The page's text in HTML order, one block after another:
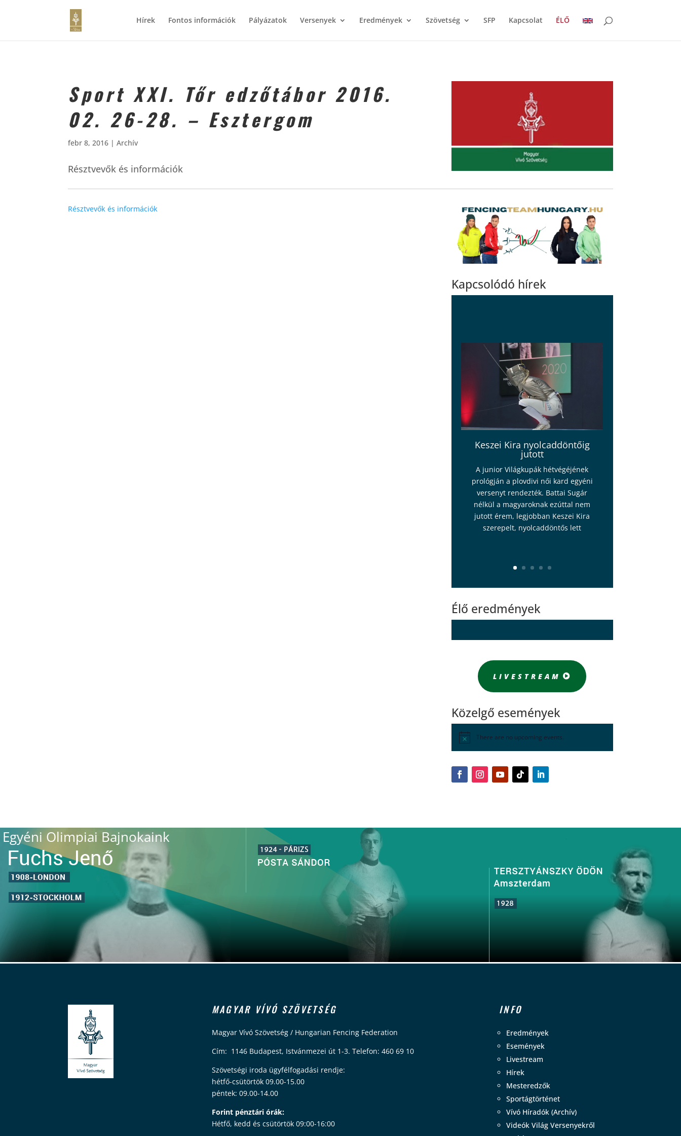
Hírek Fontos információk Pályázatok Versenyek Eredmények Szövetség SFP Kapcsolat ÉLŐ
Sport XXI. Tőr edzőtábor 2016.
02. 26-28. – Esztergom
febr 8, 2016 |Archív
Résztvevők és információk
Résztvevők és információk
Kapcsolódó hírek
Keszei Kira nyolcaddöntőig
jutott
A junior Világkupák hétvégéjének
prológján a plovdivi női kard egyéni
versenyt rendezték. Battai Sugár
nélkül a magyaroknak ezúttal nem
jutott érem, legjobban Keszei Kira
szerepelt, nyolcaddöntős lett
Élő eredmények
LIVESTREAM
Közelgő események
There are no upcoming events.
Egyéni Olimpiai Bajnokaink
MAGYAR VÍVÓ SZÖVETSÉG
Magyar Vívó Szövetség / Hungarian Fencing Federation
Cím: 1146 Budapest, Istvánmezei út 1-3. Telefon: 460 69 10
Szövetségi iroda ügyfélfogadási rendje:
hétfő-csütörtök 09.00-15.00
péntek: 09.00-14.00
Forint pénztári órák:
Hétfő, kedd és csütörtök 09:00-16:00
INFO
Eredmények
Események
Livestream
Hírek
Mesteredzők
Sportágtörténet
Vívó Híradók (Archív)
Videók Világ Versenyekről